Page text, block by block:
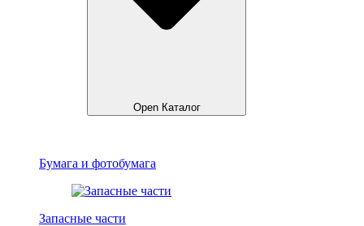
Open Каталог
Бумага и фотобумага
Запасные части